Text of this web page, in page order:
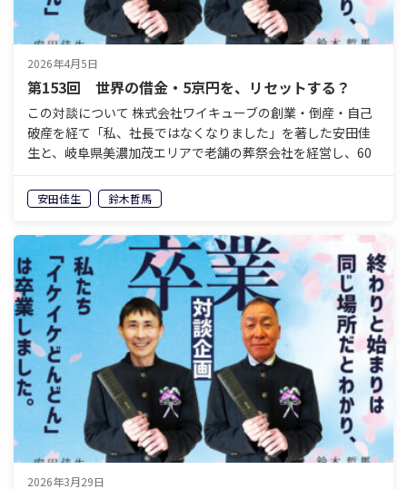
2026年4月5日
第153回 世界の借金・5京円を、リセットする？
この対談について 株式会社ワイキューブの創業・倒産・自己
破産を経て「私、社長ではなくなりました」を著した安田佳
生と、岐阜県美濃加茂エリアで老舗の葬祭会社を経営し、60
ど…安田佳生 鈴木哲馬
2026年3月29日